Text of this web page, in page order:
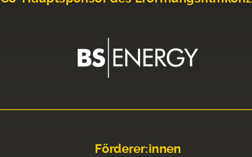
Förderer:innen